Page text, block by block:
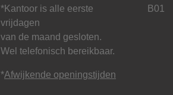
*Kantoor is alle eerste
vrijdagen
van de maand gesloten.
Wel telefonisch bereikbaar.
*Afwijkende openingstijden
B01